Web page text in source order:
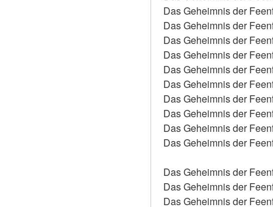
Das Geheimnis der
Das Geheimnis der
Das Geheimnis der
Das Geheimnis der
Das Geheimnis der
Das Geheimnis der
Das Geheimnis der
Das Geheimnis der
Das Geheimnis der
Das Geheimnis der
Das Geheimnis der
Das Geheimnis der
Das Geheimnis der